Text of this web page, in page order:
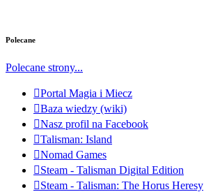
Polecane
Polecane strony...
Portal Magia i Miecz
Baza wiedzy (wiki)
Nasz profil na Facebook
Talisman: Island
Nomad Games
Steam - Talisman Digital Edition
Steam - Talisman: The Horus Heresy